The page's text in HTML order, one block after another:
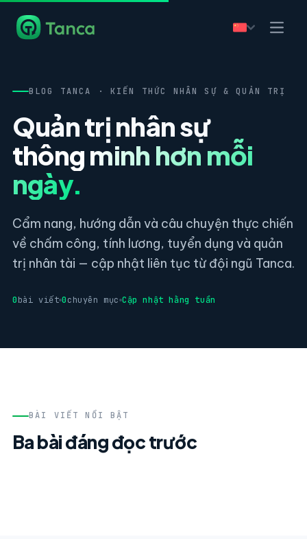
BLOG TANCA · KIẾN THỨC NHÂN SỰ & QUẢN TRỊ
Quản trị nhân sự
thông minh hơn mỗi
ngày.
Cẩm nang, hướng dẫn và câu chuyện thực chiến
về chấm công, tính lương, tuyển dụng và quản
trị nhân tài — cập nhật liên tục từ đội ngũ Tanca.
0bài viết 0chuyên mục Cập nhật hằng tuần
BÀI VIẾT NỔI BẬT
Ba bài đáng đọc trước